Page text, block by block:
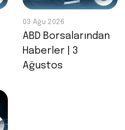
03 Ağu 2026
ABD Borsalarından
Haberler | 3
Ağustos